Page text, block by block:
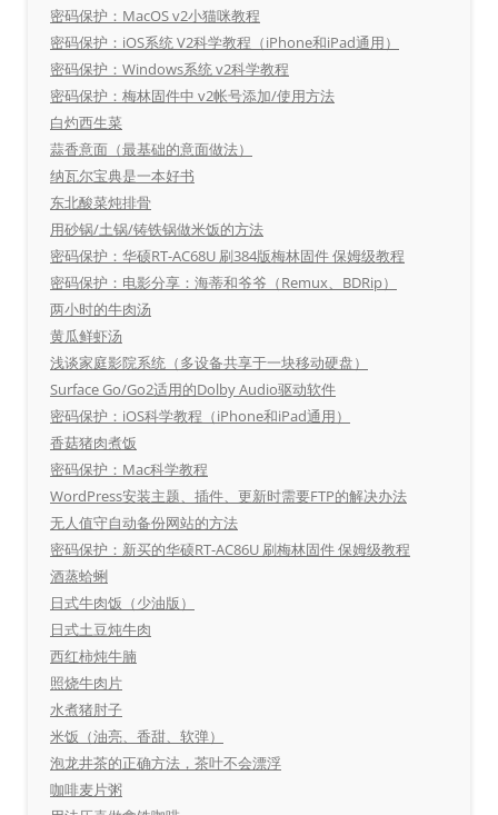
密码保护：MacOS v2小猫咪教程
密码保护：iOS系统 V2科学教程（iPhone和iPad通用）
密码保护：Windows系统 v2科学教程
密码保护：梅林固件中 v2帐号添加/使用方法
白灼西生菜
蒜香意面（最基础的意面做法）
纳瓦尔宝典是一本好书
东北酸菜炖排骨
用砂锅/土锅/铸铁锅做米饭的方法
密码保护：华硕RT-AC68U 刷384版梅林固件 保姆级教程
密码保护：电影分享：海蒂和爷爷（Remux、BDRip）
两小时的牛肉汤
黄瓜鲜虾汤
浅谈家庭影院系统（多设备共享于一块移动硬盘）
Surface Go/Go2适用的Dolby Audio驱动软件
密码保护：iOS科学教程（iPhone和iPad通用）
香菇猪肉煮饭
密码保护：Mac科学教程
WordPress安装主题、插件、更新时需要FTP的解决办法
无人值守自动备份网站的方法
密码保护：新买的华硕RT-AC86U 刷梅林固件 保姆级教程
酒蒸蛤蜊
日式牛肉饭（少油版）
日式土豆炖牛肉
西红柿炖牛腩
照烧牛肉片
水煮猪肘子
米饭（油亮、香甜、软弹）
泡龙井茶的正确方法，茶叶不会漂浮
咖啡麦片粥